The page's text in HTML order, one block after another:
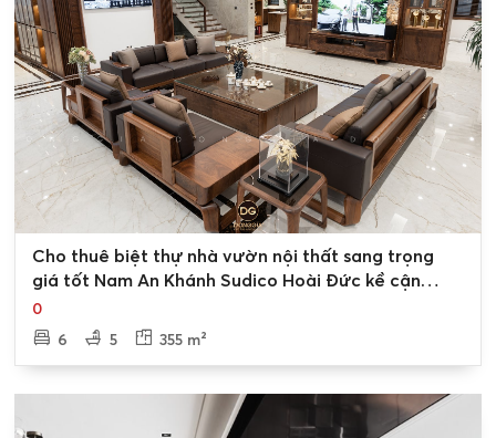
Cho thuê biệt thự nhà vườn nội thất sang trọng
giá tốt Nam An Khánh Sudico Hoài Đức kề cận
công viên
0
6
5 355 m²